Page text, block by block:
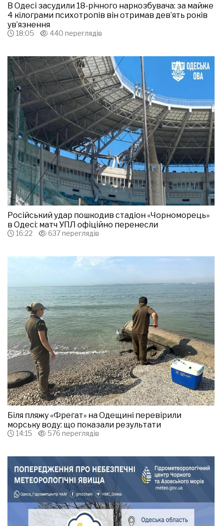
В Одесі засудили 18-річного наркозбувача: за майже
4 кілограми психотропів він отримав дев’ять років
ув’язнення
18:05 440 переглядів
Російський удар пошкодив стадіон «Чорноморець»
в Одесі: матч УПЛ офіційно перенесли
16:22 637 переглядів
Біля пляжу «Фрегат» на Одещині перевірили
морську воду: що показали результати
14:15 576 переглядів